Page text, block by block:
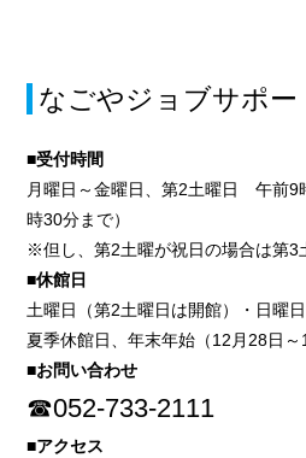
なごやジョブサポー
■受付時間
月曜日～金曜日、第2土曜日 午前9
時30分まで）
※但し、第2土曜が祝日の場合は第3
■休館日
土曜日（第2土曜日は開館）・日曜日
夏季休館日、年末年始（12月28日～
■お問い合わせ
☎052-733-2111
■アクセス